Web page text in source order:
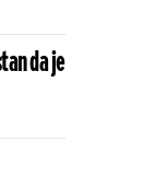
da je